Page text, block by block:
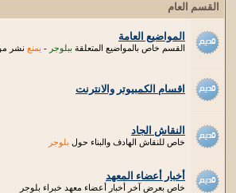
القسم العام
المواضيع العامة
القسم خاص بالمواضيع المتعلقة ببلوجر - يمنع نشر
اقسام الكمبيوتر والانترنت
النقاش الجاد
خاص للنقاش الهادف والبناء حول بلوجر
أخبار أعضاء المعهد
خاص بعرض آخر أخبار أعضاء معهد خبراء بلوجر